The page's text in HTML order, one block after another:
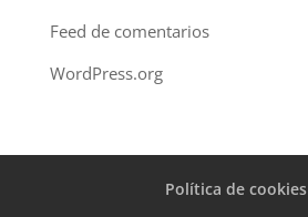
Feed de comentarios
WordPress.org
Política de cookies